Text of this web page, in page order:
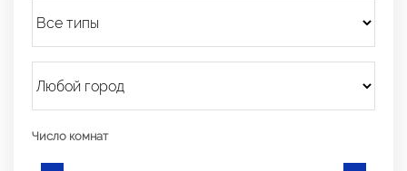
Число комнат